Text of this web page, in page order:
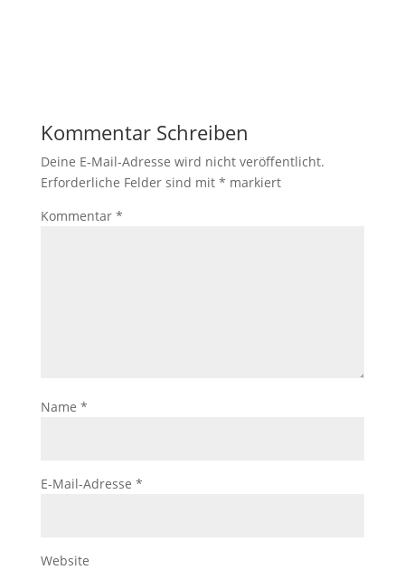
Kommentar Schreiben
Deine E-Mail-Adresse wird nicht veröffentlicht.
Erforderliche Felder sind mit * markiert
Kommentar *
Name *
E-Mail-Adresse *
Website